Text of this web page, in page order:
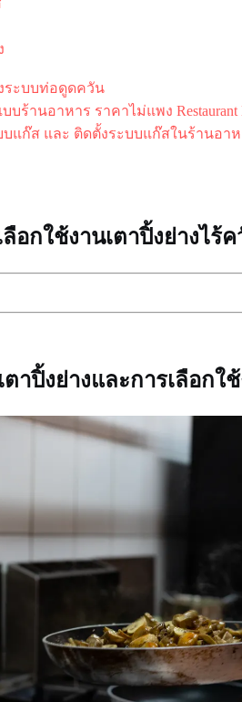
ระบบท่อดูดควัน
ร้านอาหาร ราคาไม่แพง Restaurant
แก๊ส และ ติดตั้งระบบแก๊สในร้านอา
ลือกใช้งานเตาปิ้งย่างไร้
ตาปิ้งย่างและการเลือกใ